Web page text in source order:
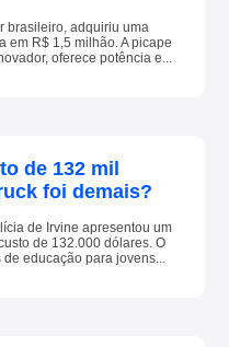
brasileiro, adquiriu uma
em R$ 1,5 milhão. A picape
oferece potência e...
de 132 mil
foi demais?
de Irvine apresentou um
de 132.000 dólares. O
educação para jovens...